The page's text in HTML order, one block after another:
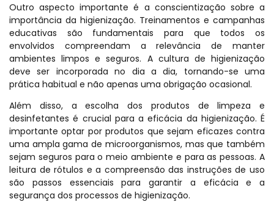
Outro aspecto importante é a conscientização sobre a
importância da higienização. Treinamentos e campanhas
educativas são fundamentais para que todos os
envolvidos compreendam a relevância de manter
ambientes limpos e seguros. A cultura de higienização
deve ser incorporada no dia a dia, tornando-se uma
prática habitual e não apenas uma obrigação ocasional.
Além disso, a escolha dos produtos de limpeza e
desinfetantes é crucial para a eficácia da higienização. É
importante optar por produtos que sejam eficazes contra
uma ampla gama de microorganismos, mas que também
sejam seguros para o meio ambiente e para as pessoas. A
leitura de rótulos e a compreensão das instruções de uso
são passos essenciais para garantir a eficácia e a
segurança dos processos de higienização.